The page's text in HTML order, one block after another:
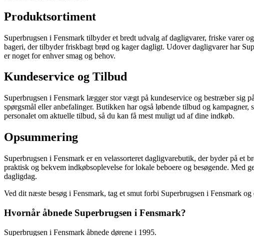
Produktsortiment
Superbrugsen i Fensmark tilbyder et bredt udvalg af dagligvarer, friske varer
bageri, der tilbyder friskbagt brød og kager dagligt. Udover dagligvarer har
er noget for enhver smag og behov.
Kundeservice og Tilbud
Superbrugsen i Fensmark lægger stor vægt på kundeservice og bestræber sig
spørgsmål eller anbefalinger. Butikken har også løbende tilbud og
personalet om aktuelle tilbud, så du kan få mest muligt ud af dine indkøb.
Opsummering
Superbrugsen i Fensmark er en velassorteret dagligvarebutik, der byder på
praktisk og bekvem indkøbsoplevelse for lokale beboere og besøgende. Med
dagligdag.
Ved dit næste besøg i Fensmark, tag et smut forbi Superbrugsen i Fensmark
Hvornår åbnede Superbrugsen i Fensmark?
Superbrugsen i Fensmark åbnede dørene i 1995.